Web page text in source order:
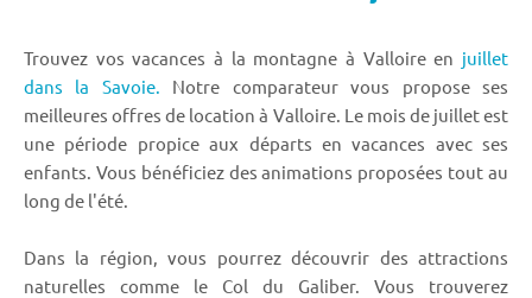
Trouvez vos vacances à la montagne à Valloire en juillet
dans la Savoie.
Notre comparateur vous propose ses
meilleures offres de location à Valloire. Le mois de juillet est
une période propice aux départs en vacances avec ses
enfants. Vous bénéficiez des animations proposées tout au
long de l'été.
Dans la région, vous pourrez découvrir des attractions
naturelles comme le Col du Galiber. Vous trouverez